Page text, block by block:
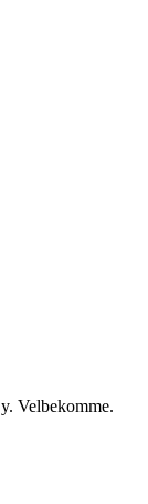
Velbekomme.